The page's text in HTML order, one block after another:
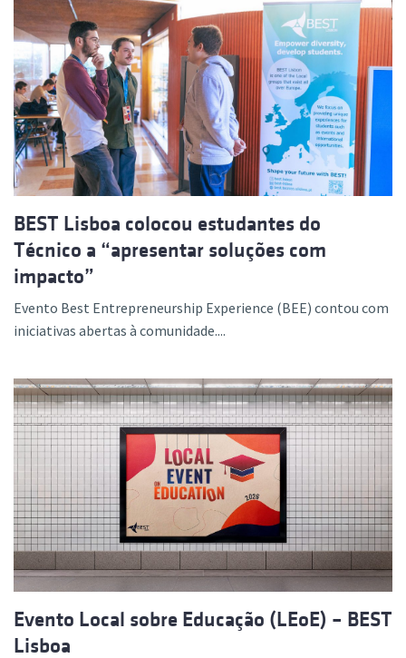
BEST Lisboa colocou estudantes do
Técnico a “apresentar soluções com
impacto”
Evento Best Entrepreneurship Experience (BEE) contou com
iniciativas abertas à comunidade....
Evento Local sobre Educação (LEoE) – BEST
Lisboa